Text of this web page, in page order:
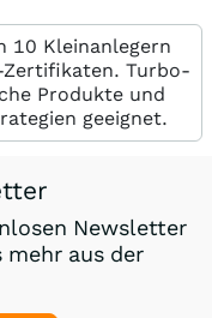
10 Kleinanlegern
Turbo-
Produkte und
geeignet.
Newsletter
mehr aus der